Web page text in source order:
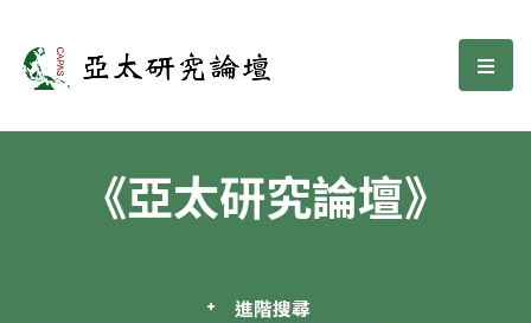
亞太研究論壇 選
《亞太研究論壇》
進階搜尋